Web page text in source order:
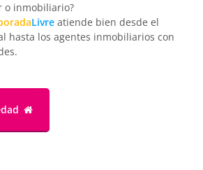
o inmobiliario?
Livre atiende bien desde el
hasta los agentes inmobiliarios con